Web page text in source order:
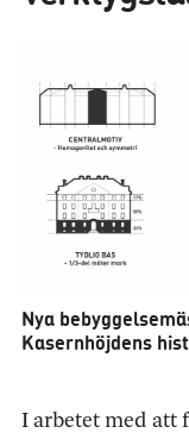
Nya
Kasernhöjdens
I arbetet med att